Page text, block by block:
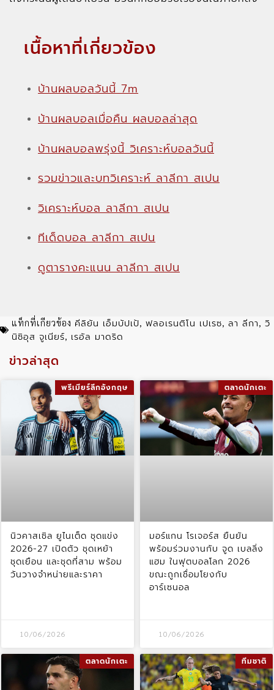
เนื้อหาที่เกี่ยวข้อง
บ้านผลบอลวันนี้ 7m
บ้านผลบอลเมื่อคืน ผลบอลล่าสุด
บ้านผลบอลพรุ่งนี้ วิเคราะห์บอลวันนี้
รวมข่าวและบทวิเคราะห์ ลาลีกา สเปน
วิเคราะห์บอล ลาลีกา สเปน
ทีเด็ดบอล ลาลีกา สเปน
ดูตารางคะแนน ลาลีกา สเปน
แท็กที่เกียวข้อง คีลิยัน เอ็มบัปเป้, ฟลอเรนติโน เปเรซ, ลา ลีกา, วิ
นิซิอุส จูเนียร์, เรอัล มาดริด
ข่าวล่าสุด
พรีเมียร์ลีกอังกฤษ
นิวคาสเซิล ยูไนเต็ด ชุดแข่ง
2026-27 เปิดตัว ชุดเหย้า
ชุดเยือน และชุดที่สาม พร้อม
วันวางจำหน่ายและราคา
10/06/2026
ตลาดนักเตะ
มอร์แกน โรเจอร์ส ยืนยัน
พร้อมร่วมงานกับ จูด เบลลิ่ง
แฮม ในฟุตบอลโลก 2026
ขณะถูกเชื่อมโยงกับ
อาร์เซนอล
10/06/2026
ตลาดนักเตะ ทีมชาติ